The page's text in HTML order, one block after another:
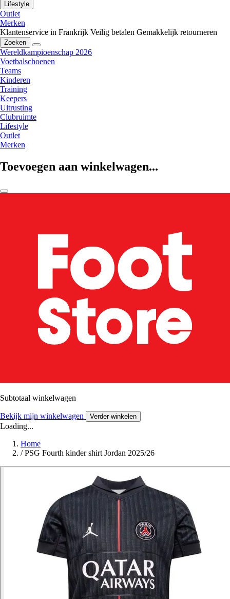
Lifestyle
Outlet
Merken
Klantenservice in Frankrijk Veilig betalen Gemakkelijk retourneren
Zoeken
Wereldkampioenschap 2026
Voetbalschoenen
Teams
Kinderen
Training
Keepers
Uitrusting
Clubruimte
Lifestyle
Outlet
Merken
Toevoegen aan winkelwagen...
Subtotaal winkelwagen
Bekijk mijn winkelwagen Verder winkelen
Loading...
Home
/ PSG Fourth kinder shirt Jordan 2025/26